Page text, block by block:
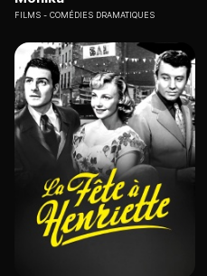
FILMS COMÉDIES DRAMATIQUES